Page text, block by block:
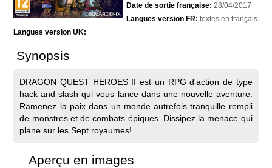
Date de sortie française: 28/04/2017
Langues version FR: textes en français
Langues version UK:
Synopsis
DRAGON QUEST HEROES II est un RPG d'action de type
hack and slash qui vous lance dans une nouvelle aventure.
Ramenez la paix dans un monde autrefois tranquille rempli
de monstres et de combats épiques. Dissipez la menace qui
plane sur les Sept royaumes!
Aperçu en images